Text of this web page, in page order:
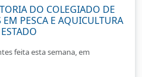
DO COLEGIADO DE
PESCA E AQUICULTURA
feita esta semana, em